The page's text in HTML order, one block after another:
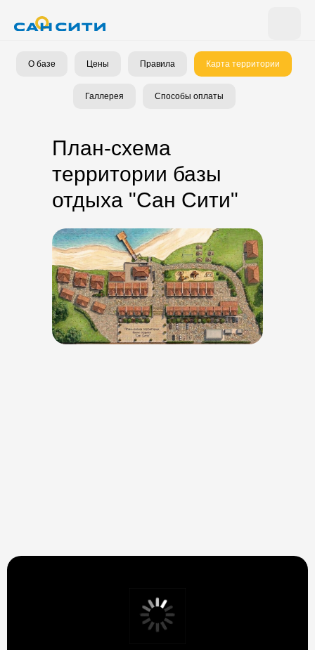
О базе Цены Правила Карта территории
Галлерея Способы оплаты
План-схема
территории базы
отдыха "Сан Сити"